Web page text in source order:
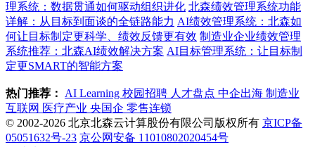
理系统：数据贯通如何驱动组织进化 北森绩效管理系统功能
详解：从目标到面谈的全链路能力 AI绩效管理系统：北森如
何让目标制定更科学、绩效反馈更有效 制造业企业绩效管理
系统推荐：北森AI绩效解决方案 AI目标管理系统：让目标制
定更SMART的智能方案
热门推荐： AI Learning 校园招聘 人才盘点 中企出海 制造业
互联网 医疗产业 央国企 零售连锁
© 2002-2026 北京北森云计算股份有限公司版权所有 京ICP备
05051632号-23 京公网安备 11010802020454号